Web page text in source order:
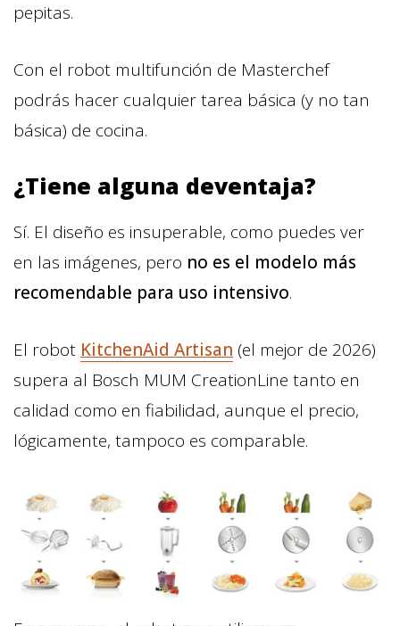
pepitas.
Con el robot multifunción de Masterchef
podrás hacer cualquier tarea básica (y no tan
básica) de cocina.
¿Tiene alguna deventaja?
Sí. El diseño es insuperable, como puedes ver
en las imágenes, pero no es el modelo más
recomendable para uso intensivo.
El robot KitchenAid Artisan (el mejor de 2026)
supera al Bosch MUM CreationLine tanto en
calidad como en fiabilidad, aunque el precio,
lógicamente, tampoco es comparable.